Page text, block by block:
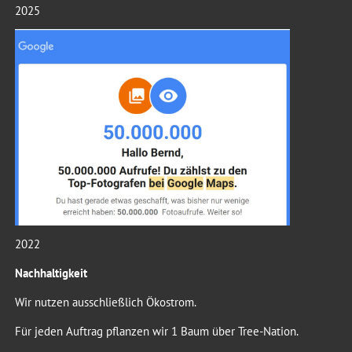
2025
2022
Nachhaltigkeit
Wir nutzen ausschließlich Ökostrom.
Für jeden Auftrag pflanzen wir 1 Baum über Tree-Nation.